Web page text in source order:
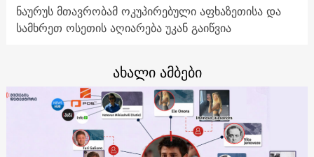
ნაურუს მთავრობამ ოკუპირებული აფხაზეთისა და
სამხრეთ ოსეთის აღიარება უკან გაიწვია
ახალი ამბები